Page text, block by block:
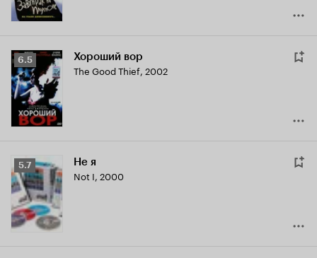
Рейтинг
Кинопоиска
6.5
6.5 Хороший вор
The Good Thief, 2002
Рейтинг
Кинопоиска
5.7
5.7 Не я
Not I, 2000